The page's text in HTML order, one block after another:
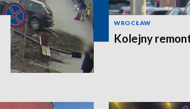
WROCŁAW
Kolejny